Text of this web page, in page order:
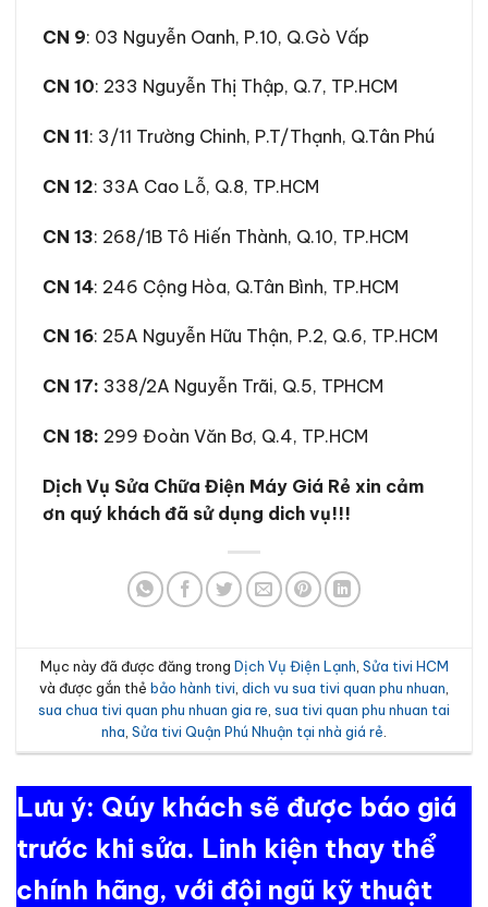
CN 9: 03 Nguyễn Oanh, P.10, Q.Gò Vấp
CN 10: 233 Nguyễn Thị Thập, Q.7, TP.HCM
CN 11: 3/11 Trường Chinh, P.T/Thạnh, Q.Tân Phú
CN 12: 33A Cao Lỗ, Q.8, TP.HCM
CN 13: 268/1B Tô Hiến Thành, Q.10, TP.HCM
CN 14: 246 Cộng Hòa, Q.Tân Bình, TP.HCM
CN 16: 25A Nguyễn Hữu Thận, P.2, Q.6, TP.HCM
CN 17: 338/2A Nguyễn Trãi, Q.5, TPHCM
CN 18: 299 Đoàn Văn Bơ, Q.4, TP.HCM
Dịch Vụ Sửa Chữa Điện Máy Giá Rẻ xin cảm
ơn quý khách đã sử dụng dich vụ!!!
Mục này đã được đăng trong Dịch Vụ Điện Lạnh Sửa tivi HCM
và được gắn thẻ bảo hành tivi dich vu sua tivi quan phu nhuan
sua chua tivi quan phu nhuan gia re sua tivi quan phu nhuan tai
nha Sửa tivi Quận Phú Nhuận tại nhà giá rẻ
Lưu ý: Qúy khách sẽ được báo giá
trước khi sửa. Linh kiện thay thể
chính hãng, với đội ngũ kỹ thuật